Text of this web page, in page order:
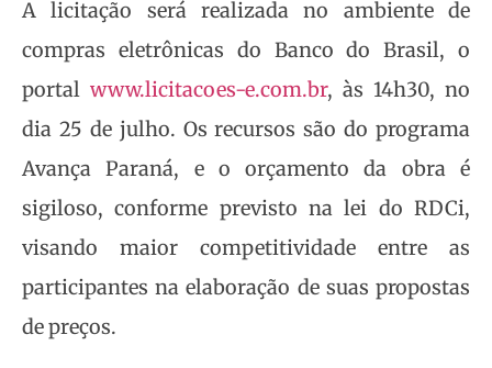
A licitação será realizada no ambiente de
compras eletrônicas do Banco do Brasil, o
portal www.licitacoes-e.com.br, às 14h30, no
dia 25 de julho. Os recursos são do programa
Avança Paraná, e o orçamento da obra é
sigiloso, conforme previsto na lei do RDCi,
visando maior competitividade entre as
participantes na elaboração de suas propostas
de preços.